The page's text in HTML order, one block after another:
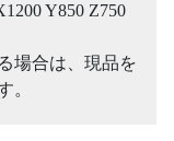
Y850 Z750
場合は、現品を
。